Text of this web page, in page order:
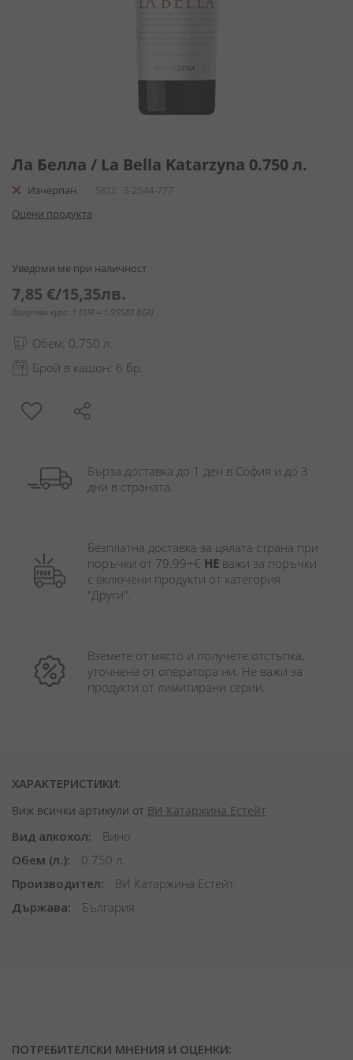
към
на
галерия
със
Ла Белла / La Bella Katarzyna 0.750 л.
Изчерпан SKU
3-2544-777
Оцени продукта
Уведоми ме при наличност
7,85 €/15,35лв.
Валутен курс: 1 EUR = 1.95583 BGN
Обем: 0.750 л.
Брой в кашон: 6 бр.
Бърза доставка до 1 ден в София и до 3
дни в страната.
Безплатна доставка за цялата страна при
поръчки от 79.99+€ НЕ важи за поръчки
с включени продукти от категория
"Други".
Вземете от място и получете отстъпка,
уточнена от оператора ни. Не важи за
продукти от лимитирани серии.
ХАРАКТЕРИСТИКИ:
Виж всички артикули от ВИ Катаржина Естейт
Вид алкохол
Вино
Обем (л.)
0.750 л.
Производител
ВИ Катаржина Естейт
Държава
България
ПОТРЕБИТЕЛСКИ МНЕНИЯ И ОЦЕНКИ: